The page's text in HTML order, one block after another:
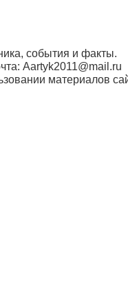
события и факты.
Aartyk2011@mail.ru
материалов